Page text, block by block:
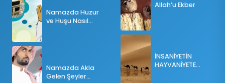
Namazda Huzur
ve Huşu Nasıl
Namazda Akla
Gelen Şeyler
Allah’u Ekber
İNSANİYETİN
HAYVANİYETE